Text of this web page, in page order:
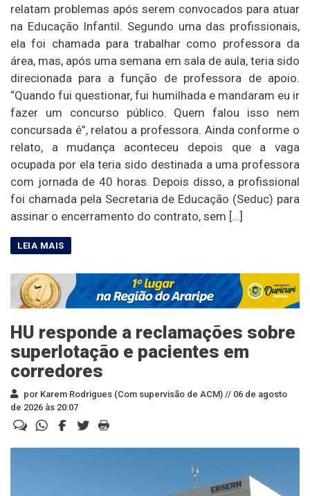
relatam problemas após serem convocados para atuar
na Educação Infantil. Segundo uma das profissionais,
ela foi chamada para trabalhar como professora da
área, mas, após uma semana em sala de aula, teria sido
direcionada para a função de professora de apoio.
“Quando fui questionar, fui humilhada e mandaram eu ir
fazer um concurso público. Quem falou isso nem
concursada é”, relatou a professora. Ainda conforme o
relato, a mudança aconteceu depois que a vaga
ocupada por ela teria sido destinada a uma professora
com jornada de 40 horas. Depois disso, a profissional
foi chamada pela Secretaria de Educação (Seduc) para
assinar o encerramento do contrato, sem […]
HU responde a reclamações sobre
superlotação e pacientes em
corredores
por Karem Rodrigues (Com supervisão de ACM) // 06 de agosto
de 2026 às 20:07